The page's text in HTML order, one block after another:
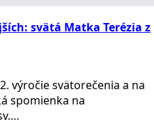
svätá Matka Terézia z
výročie svätorečenia a na
spomienka na